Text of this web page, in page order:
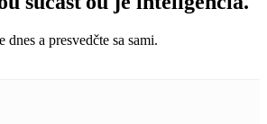
dnes a presvedčte sa sami.